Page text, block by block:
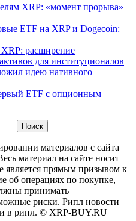
XRP: «момент прорыва»
ETF на XRP и Dogecoin:
XRP: расширение
для институционалов
идею нативного
ETF с опционным
материалов с сайта
материал на сайте носит
является прямым призывом к
об операциях по покупке,
принимать
риски. Рипл новости
в рипл. © XRP-BUY.RU